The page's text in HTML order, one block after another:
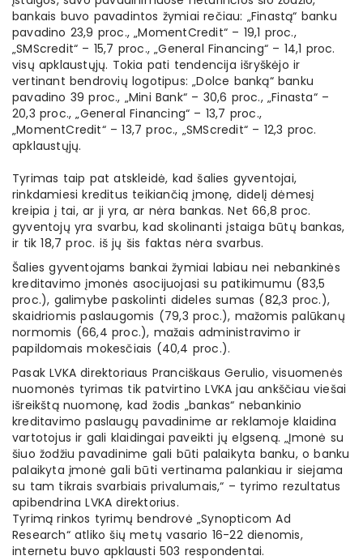
bankais buvo pavadintos žymiai rečiau: „Finastą“ banku
pavadino 23,9 proc., „MomentCredit“ – 19,1 proc.,
„SMScredit“ – 15,7 proc., „General Financing“ – 14,1 proc.
visų apklaustųjų. Tokia pati tendencija išryškėjo ir
vertinant bendrovių logotipus: „Dolce banką“ banku
pavadino 39 proc., „Mini Bank“ – 30,6 proc., „Finasta“ –
20,3 proc., „General Financing“ – 13,7 proc.,
„MomentCredit“ – 13,7 proc., „SMScredit“ – 12,3 proc.
apklaustųjų.
Tyrimas taip pat atskleidė, kad šalies gyventojai,
rinkdamiesi kreditus teikiančią įmonę, didelį dėmesį
kreipia į tai, ar ji yra, ar nėra bankas. Net 66,8 proc.
gyventojų yra svarbu, kad skolinanti įstaiga būtų bankas,
ir tik 18,7 proc. iš jų šis faktas nėra svarbus.
Šalies gyventojams bankai žymiai labiau nei nebankinės
kreditavimo įmonės asocijuojasi su patikimumu (83,5
proc.), galimybe paskolinti dideles sumas (82,3 proc.),
skaidriomis paslaugomis (79,3 proc.), mažomis palūkanų
normomis (66,4 proc.), mažais administravimo ir
papildomais mokesčiais (40,4 proc.).
Pasak LVKA direktoriaus Pranciškaus Gerulio, visuomenės
nuomonės tyrimas tik patvirtino LVKA jau ankščiau viešai
išreikštą nuomonę, kad žodis „bankas“ nebankinio
kreditavimo paslaugų pavadinime ar reklamoje klaidina
vartotojus ir gali klaidingai paveikti jų elgseną. „Įmonė su
šiuo žodžiu pavadinime gali būti palaikyta banku, o banku
palaikyta įmonė gali būti vertinama palankiau ir siejama
su tam tikrais svarbiais privalumais,“ – tyrimo rezultatus
apibendrina LVKA direktorius.
Tyrimą rinkos tyrimų bendrovė „Synopticom Ad
Research“ atliko šių metų vasario 16-22 dienomis,
internetu buvo apklausti 503 respondentai.